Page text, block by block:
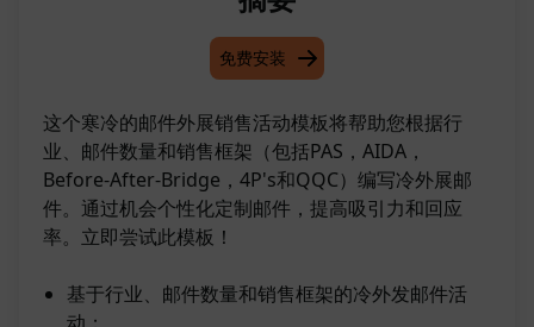
免费安装
这个寒冷的邮件外展销售活动模板将帮助您根据行
业、邮件数量和销售框架（包括PAS，AIDA，
Before-After-Bridge，4P's和QQC）编写冷外展邮
件。通过机会个性化定制邮件，提高吸引力和回应
率。立即尝试此模板！
基于行业、邮件数量和销售框架的冷外发邮件活